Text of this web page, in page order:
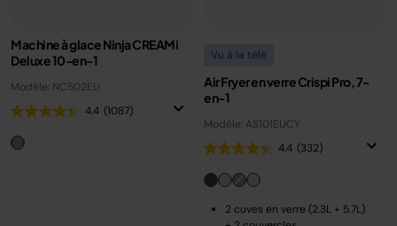
Machine à glace Ninja CREAMi
Deluxe 10-en-1
Modèle: NC502EU
4.4 (1087)
Vu à la télé
Air Fryer en verre Crispi Pro, 7-
en-1
Modèle: AS101EUCY
4.4 (332)
2 cuves en verre (2.3L + 5.7L)